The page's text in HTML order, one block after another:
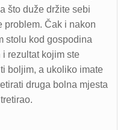
što duže držite sebi
problem. Čak i nakon
stolu kod gospodina
rezultat kojim ste
boljim, a ukoliko imate
druga bolna mjesta